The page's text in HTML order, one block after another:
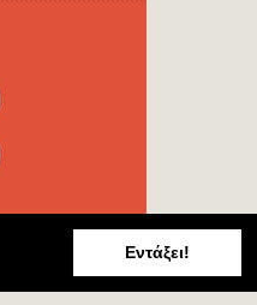
Εντάξει!
Handcrafted byRADIAL